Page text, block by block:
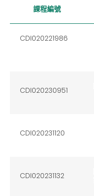
課程編號
CDI020221986
CDI020230951
CDI020231120
CDI020231132